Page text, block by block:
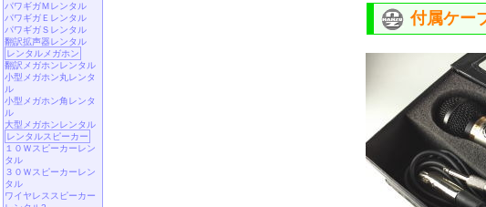
付属ケー
パワギガＭレンタル
パワギガＥレンタル
パワギガＳレンタル
翻訳拡声器レンタル
レンタルメガホン
翻訳メガホンレンタル
小型メガホン丸レンタ
ル
小型メガホン角レンタ
ル
大型メガホンレンタル
レンタルスピーカー
１０Ｗスピーカーレン
タル
３０Ｗスピーカーレン
タル
ワイヤレススピーカー